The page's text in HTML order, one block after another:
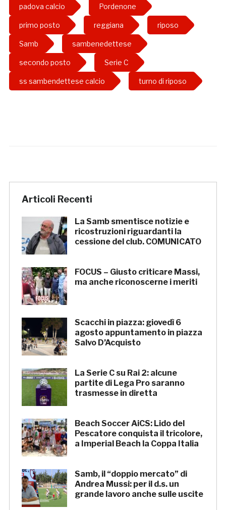
padova calcio Pordenone
primo posto reggiana riposo
Samb sambenedettese
secondo posto Serie C
ss sambendettese calcio turno di riposo
Articoli Recenti
La Samb smentisce notizie e
ricostruzioni riguardanti la
cessione del club. COMUNICATO
FOCUS – Giusto criticare Massi,
ma anche riconoscerne i meriti
Scacchi in piazza: giovedì 6
agosto appuntamento in piazza
Salvo D’Acquisto
La Serie C su Rai 2: alcune
partite di Lega Pro saranno
trasmesse in diretta
Beach Soccer AiCS: Lido del
Pescatore conquista il tricolore,
a Imperial Beach la Coppa Italia
Samb, il “doppio mercato” di
Andrea Mussi: per il d.s. un
grande lavoro anche sulle uscite